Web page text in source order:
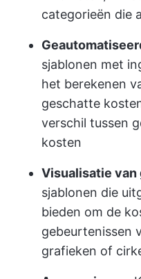
categorieën die
sjablonen met
het berekenen
geschatte
verschil tussen
kosten
Visualisatie van
sjablonen die
bieden om de
gebeurtenissen
grafieken of